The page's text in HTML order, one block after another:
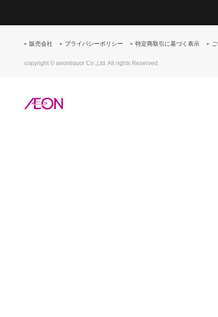
販売会社 プライバシーポリシー 特定商取引に基づく表示
copyright © aeonliquor Co.,Ltd. All rights Reserved.